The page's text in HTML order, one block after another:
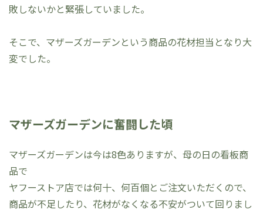
敗しないかと緊張していました。
そこで、マザーズガーデンという商品の花材担当となり大
変でした。
マザーズガーデンに奮闘した頃
マザーズガーデンは今は8色ありますが、母の日の看板商
品で
ヤフーストア店では何十、何百個とご注文いただくので、
商品が不足したり、花材がなくなる不安がついて回りまし